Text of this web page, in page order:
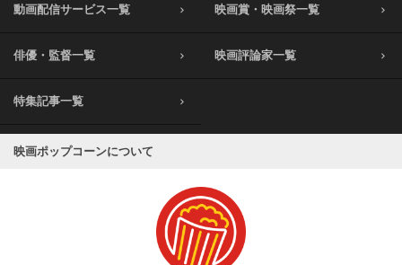
動画配信サービス一覧 映画賞・映画祭一覧
俳優・監督一覧 映画評論家一覧
特集記事一覧
映画ポップコーンについて